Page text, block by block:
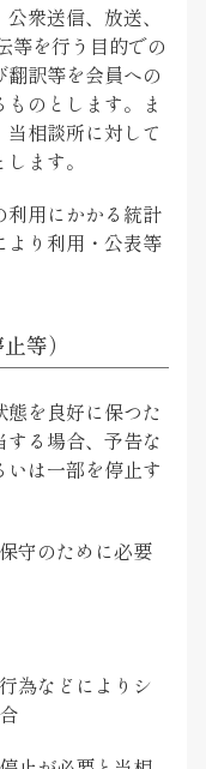
衆送信、放送、
等を行う目的での
訳等を会員への
のとします。ま
相談所に対して
ます。
利用にかかる統計
より利用・公表等
等）
を良好に保つた
る場合、予告な
いは一部を停止す
守のために必要
為などによりシ